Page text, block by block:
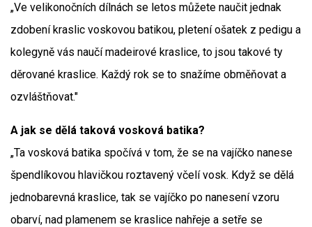
„Ve velikonočních dílnách se letos můžete naučit jednak
zdobení kraslic voskovou batikou, pletení ošatek z pedigu a
kolegyně vás naučí madeirové kraslice, to jsou takové ty
děrované kraslice. Každý rok se to snažíme obměňovat a
ozvláštňovat."
A jak se dělá taková vosková batika?
„Ta vosková batika spočívá v tom, že se na vajíčko nanese
špendlíkovou hlavičkou roztavený včelí vosk. Když se dělá
jednobarevná kraslice, tak se vajíčko po nanesení vzoru
obarví, nad plamenem se kraslice nahřeje a setře se